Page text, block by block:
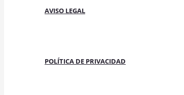
AVISO LEGAL
POLÍTICA DE PRIVACIDAD